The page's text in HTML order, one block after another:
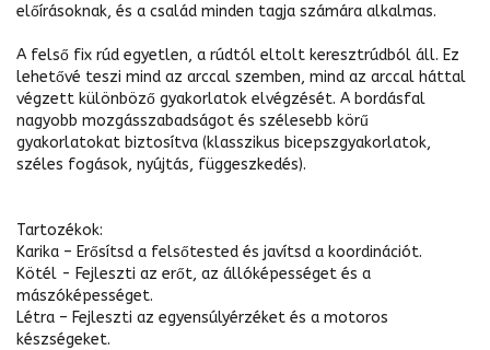
előírásoknak, és a család minden tagja számára alkalmas.
A felső fix rúd egyetlen, a rúdtól eltolt keresztrúdból áll. Ez
lehetővé teszi mind az arccal szemben, mind az arccal háttal
végzett különböző gyakorlatok elvégzését. A bordásfal
nagyobb mozgásszabadságot és szélesebb körű
gyakorlatokat biztosítva (klasszikus bicepszgyakorlatok,
széles fogások, nyújtás, függeszkedés).
Tartozékok:
Karika – Erősítsd a felsőtested és javítsd a koordinációt.
Kötél - Fejleszti az erőt, az állóképességet és a
mászóképességet.
Létra – Fejleszti az egyensúlyérzéket és a motoros
készségeket.